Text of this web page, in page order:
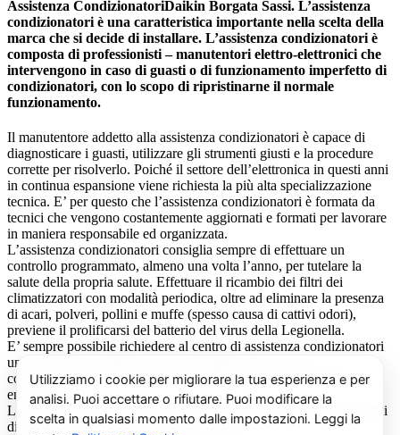
Assistenza CondizionatoriDaikin Borgata Sassi. L’assistenza
condizionatori è una caratteristica importante nella scelta della
marca che si decide di installare. L’assistenza condizionatori è
composta di professionisti – manutentori elettro-elettronici che
intervengono in caso di guasti o di funzionamento imperfetto di
condizionatori, con lo scopo di ripristinarne il normale
funzionamento.
Il manutentore addetto alla assistenza condizionatori è capace di
diagnosticare i guasti, utilizzare gli strumenti giusti e la procedure
corrette per risolverlo. Poiché il settore dell’elettronica in questi anni
in continua espansione viene richiesta la più alta specializzazione
tecnica. E’ per questo che l’assistenza condizionatori è formata da
tecnici che vengono costantemente aggiornati e formati per lavorare
in maniera responsabile ed organizzata.
L’assistenza condizionatori consiglia sempre di effettuare un
controllo programmato, almeno una volta l’anno, per tutelare la
salute della propria salute. Effettuare il ricambio dei filtri dei
climatizzatori con modalità periodica, oltre ad eliminare la presenza
di acari, polveri, pollini e muffe (spesso causa di cattivi odori),
previene il prolificarsi del batterio del virus della Legionella.
E’ sempre possibile richiedere al centro di assistenza condizionatori
una consulenza gratuita per un montaggio di un nuovo
condizionatore o sulle ultime normative in materia di risparmio
energetico.
La salute e il benessere sono quindi essere gli obiettivi fondamentali
di un addetto alla assistenza condizionatori.